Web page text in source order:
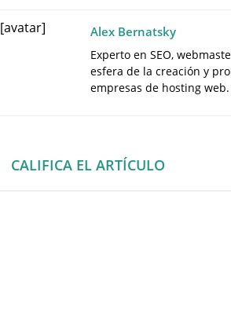
[avatar] Alex Bernatsky
Experto en SEO,
esfera de la creación y
empresas de hosting web.
CALIFICA EL ARTÍCULO